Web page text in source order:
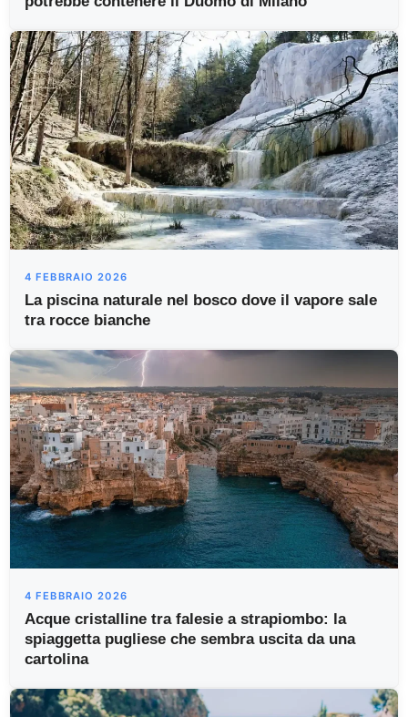
4 FEBBRAIO 2026
La piscina naturale nel bosco dove il vapore sale
tra rocce bianche
4 FEBBRAIO 2026
Acque cristalline tra falesie a strapiombo: la
spiaggetta pugliese che sembra uscita da una
cartolina